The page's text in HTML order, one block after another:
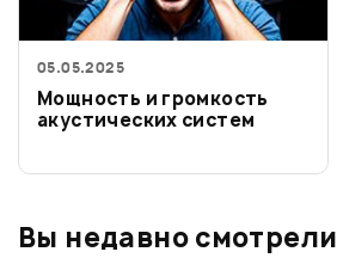
05.05.2025
Мощность и громкость
акустических систем
Вы недавно смотрели